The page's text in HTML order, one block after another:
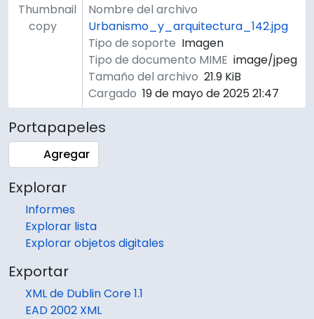
Thumbnail
copy
Nombre del archivo
Urbanismo_y_arquitectura_142.jpg
Tipo de soporte Imagen
Tipo de documento MIME image/jpeg
Tamaño del archivo 21.9 KiB
Cargado 19 de mayo de 2025 21:47
Portapapeles
Agregar
Explorar
Informes
Explorar lista
Explorar objetos digitales
Exportar
XML de Dublin Core 1.1
EAD 2002 XML